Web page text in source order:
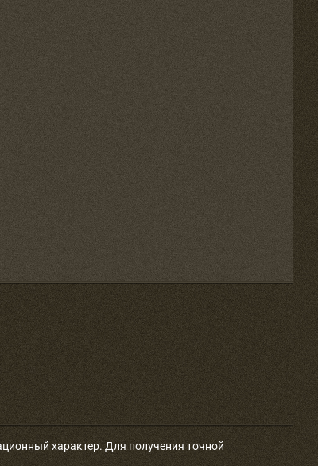
характер. Для получения точной